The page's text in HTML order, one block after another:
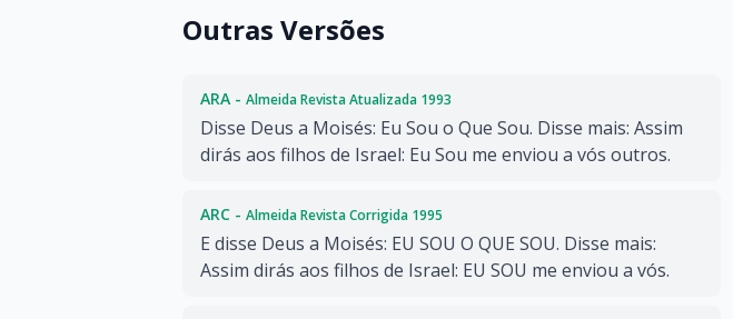
Outras Versões
ARA - Almeida Revista Atualizada 1993
Disse Deus a Moisés: Eu Sou o Que Sou. Disse mais: Assim
dirás aos filhos de Israel: Eu Sou me enviou a vós outros.
ARC - Almeida Revista Corrigida 1995
E disse Deus a Moisés: EU SOU O QUE SOU. Disse mais:
Assim dirás aos filhos de Israel: EU SOU me enviou a vós.